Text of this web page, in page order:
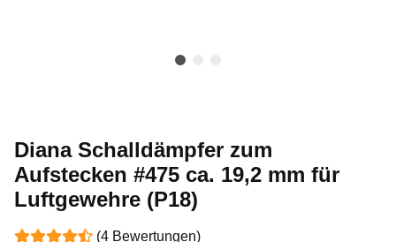
Diana Schalldämpfer zum
Aufstecken #475 ca. 19,2 mm für
Luftgewehre (P18)
(4 Bewertungen)